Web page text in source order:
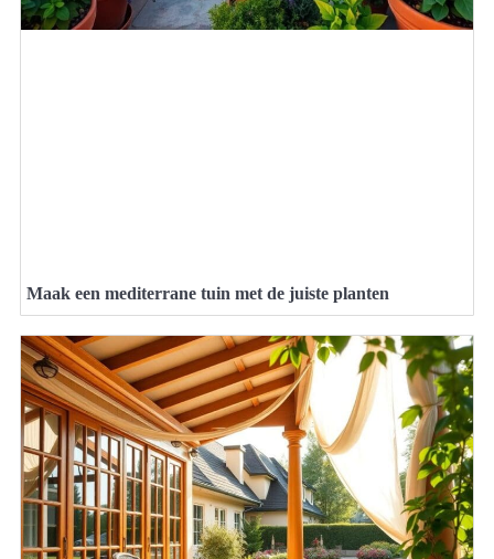
Maak een mediterrane tuin met de juiste planten